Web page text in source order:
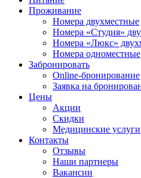
Проживание
Номера двухместные
Номера «Студия»
Номера «Люкс»
Номера одноместные
Забронировать
Online-бронирование
Заявка на
Цены
Акции
Скидки
Медицинские услуги
Контакты
Отзывы
Наши партнеры
Вакансии